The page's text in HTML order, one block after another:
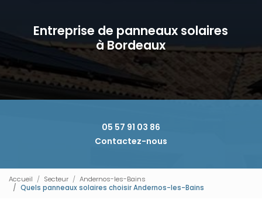
Entreprise de panneaux solaires
à Bordeaux
05 57 91 03 86
Contactez-nous
Accueil Secteur
Andernos-les-Bains
Quels panneaux solaires choisir Andernos-les-Bains